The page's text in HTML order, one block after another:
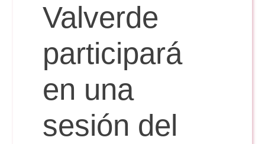
Publicidad y RR.PP
Doble Grado PER/CAV
Exámenes Grado
Periodismo
Publicidad y RR.PP
Comunicación Audiovisual
Secretaría Virtual
#miTFG
#YoPractico
Valverde
participará
en una
sesión del